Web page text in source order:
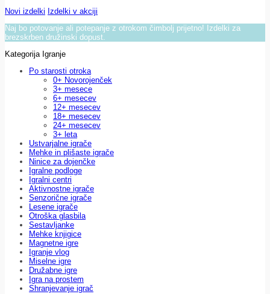
Novi izdelki Izdelki v akciji
Naj bo potovanje ali potepanje z otrokom čimbolj prijetno! Izdelki za
brezskrben družinski dopust.
Kategorija Igranje
Po starosti otroka
0+ Novorojenček
3+ mesece
6+ mesecev
12+ mesecev
18+ mesecev
24+ mesecev
3+ leta
Ustvarjalne igrače
Mehke in plišaste igrače
Ninice za dojenčke
Igralne podloge
Igralni centri
Aktivnostne igrače
Senzorične igrače
Lesene igrače
Otroška glasbila
Sestavljanke
Mehke knjigice
Magnetne igre
Igranje vlog
Miselne igre
Družabne igre
Igra na prostem
Shranjevanje igrač